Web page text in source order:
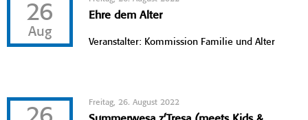
26
Aug
Ehre dem Alter
Veranstalter: Kommission Familie und Alter
Freitag, 26. August 2022